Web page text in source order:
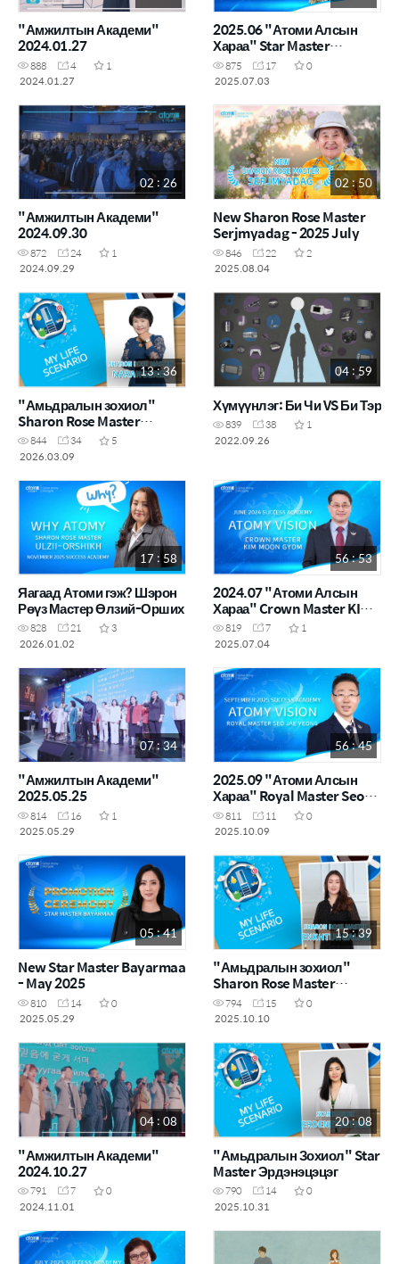
"Амжилтын Академи"
2024.01.27
888 4
1
2024.01.27
2025.06 "Атоми Алсын
Хараа" Star Master
Enkhzul
875 17
0
2025.07.03
02 : 26
"Амжилтын Академи"
2024.09.30
872 24
1
2024.09.29
02 : 50
New Sharon Rose Master
Serjmyadag - 2025 July
846 22
2
2025.08.04
13 : 36
"Амьдралын зохиол"
Sharon Rose Master
Нарангэрэл
844 34
5
2026.03.09
04 : 59
Хүмүүнлэг: Би Чи VS Би Тэр
839 38
1
2022.09.26
17 : 58
Яагаад Атоми гэж? Шэрон
Рөүз Мастер Өлзий-Орших
828 21
3
2026.01.02
56 : 53
2024.07 "Атоми Алсын
Хараа" Crown Master KIM
MOON GYOM
819 7
1
2025.07.04
07 : 34
"Амжилтын Академи"
2025.05.25
814 16
1
2025.05.29
56 : 45
2025.09 "Атоми Алсын
Хараа" Royal Master Seo
Jae Yeong
811 11
0
2025.10.09
05 : 41
New Star Master Bayarmaa
- May 2025
810 14
0
2025.05.29
15 : 39
"Амьдралын зохиол"
Sharon Rose Master
Энхтунгалаг
794 15
0
2025.10.10
04 : 08
"Амжилтын Академи"
2024.10.27
791 7
0
2024.11.01
20 : 08
"Амьдралын Зохиол" Star
Master Эрдэнэцэцэг
790 14
0
2025.10.31